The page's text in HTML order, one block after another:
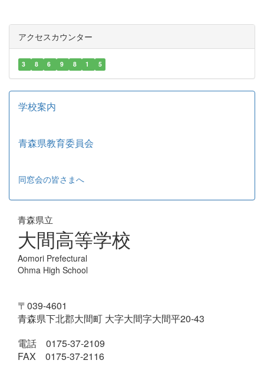
アクセスカウンター
3 8 6 9 8 1 5
学校案内
青森県教育委員会
同窓会の皆さまへ
青森県立
大間高等学校
Aomori Prefectural
Ohma High School
〒039-4601
青森県下北郡大間町 大字大間字大間平20-43
電話 0175-37-2109
FAX 0175-37-2116